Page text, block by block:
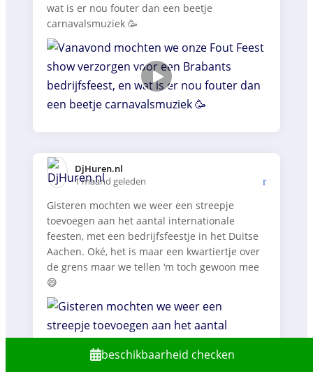
wat is er nou fouter dan een beetje
carnavalsmuziek 🥳
DjHuren.nl️
1 maand geleden
Gisteren mochten we weer een streepje
toevoegen aan het aantal internationale
feesten, met een bedrijfsfeestje in het Duitse
Aachen. Oké, het is maar een kwartiertje over
de grens maar we tellen ‘m toch gewoon mee
😄
beschikbaarheid checken